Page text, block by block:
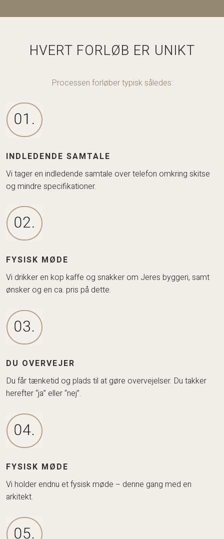
​HVERT FORLØB ER UNIKT
Processen forløber typisk således:
INDLEDENDE SAMTALE
​Vi tager en indledende samtale over telefon omkring skitse
og mindre specifikationer.
FYSISK MØDE
​Vi drikker en kop kaffe og snakker om Jeres byggeri, samt
ønsker og en ca. pris på dette.
DU OVERVEJER
Du får tænketid og plads til at gøre overvejelser. Du takker
herefter “ja” eller “nej”.
FYSISK MØDE
Vi holder endnu et fysisk møde – denne gang med en
arkitekt.